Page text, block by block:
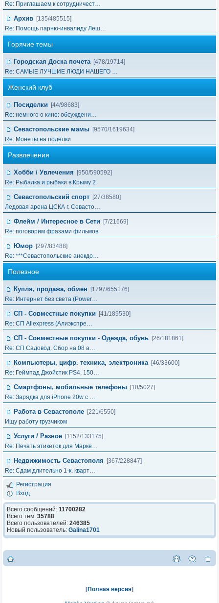
Re: Приглашаем к сотрудничест…
Архив [135/485515]
Re: Помощь парню-инвалиду Леш…
Горячие темы
Городская Доска почета [478/19714]
Re: САМЫЕ ЛУЧШИЕ ЛЮДИ НАШЕГО …
Женский клуб
Посиделки
[44/98683]
Re: немного о кино: обсуждени…
Севастопольские мамы [9570/1619634]
Re: Монеты на поделки
Развлечения
Хобби / Увлечения
[950/590592]
Re: Рыбалка и рыбаки в Крыму 2
Севастопольский спорт [27/38580]
Ледовая арена ЦСКА г. Севасто…
Флейм / Интересное в Cети
[7/21669]
Re: поговорим фразами фильмов
Юмор [297/83488]
Re: ***Севастопольские анекдо…
Полезное
Купля, продажа, обмен
[1797/655176]
Re: Интернет без света (Power…
СП - Совместные покупки
[41/189530]
Re: СП Aliexpress (Алиэкспре…
СП - Совместные покупки - Одежда, обувь [26/181861]
Re: СП Садовод. Сбор на 08 а…
Компьютеры, цифр. техника, электроника [46/33600]
Re: Геймпад Джoйcтик PS4, 150…
Смартфоны, мобильные телефоны [10/5027]
Re: Зарядка для iPhone 20w с …
Работа в Севастополе [221/6550]
Ищу работу грузчиком
Услуги / Разное [1152/133175]
Re: Печать этикеток для Марке…
Недвижимость Севастополя
[367/228847]
Re: Сдам длительно 1-к. кварт…
Регистрация
Вход
Всего сообщений: 11700282
Всего тем: 35788
Всего пользователей: 246385
Новый пользователь: Galina1701
[Полная версия]